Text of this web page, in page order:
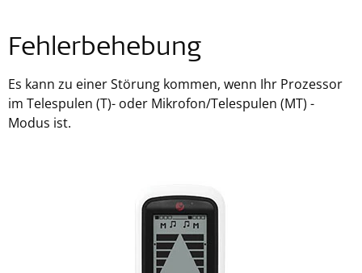
Fehlerbehebung
Es kann zu einer Störung kommen, wenn Ihr Prozessor
im Telespulen (T)- oder Mikrofon/Telespulen (MT) -
Modus ist.